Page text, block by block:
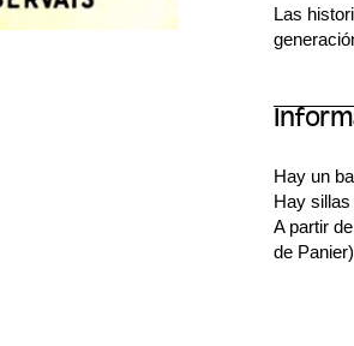
Las
Hay un
Hay
A partir
de